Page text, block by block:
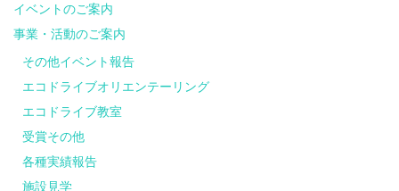
イベントのご案内
事業・活動のご案内
その他イベント報告
エコドライブオリエンテーリング
エコドライブ教室
受賞その他
各種実績報告
施設見学